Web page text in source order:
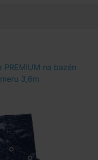
na bazén
3,6m